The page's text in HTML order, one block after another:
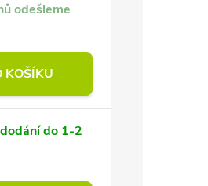
odešleme
KOŠÍKU
do 1-2